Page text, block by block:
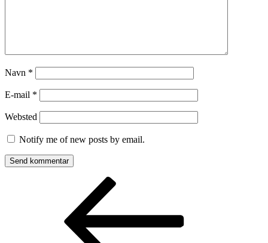
Navn *
E-mail *
Websted
Notify me of new posts by email.
Indlægsnavigation